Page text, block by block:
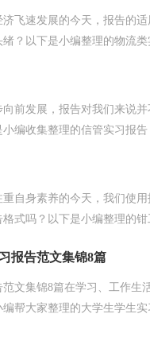
飞速发展的今天，报告的
？以下是小编整理的物流
前发展，报告对我们来说
编收集整理的信管实习报
自身素养的今天，我们使
式吗？以下是小编整理的
报告范文集锦8篇
范文集锦8篇在学习、工作
帮大家整理的大学生学生实